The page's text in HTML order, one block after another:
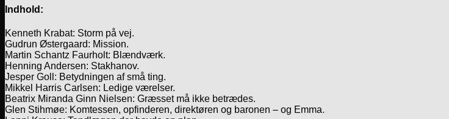
Indhold:
Kenneth Krabat: Storm på vej.
Gudrun Østergaard: Mission.
Martin Schantz Faurholt: Blændværk.
Henning Andersen: Stakhanov.
Jesper Goll: Betydningen af små ting.
Mikkel Harris Carlsen: Ledige værelser.
Beatrix Miranda Ginn Nielsen: Græsset må ikke betrædes.
Glen Stihmøe: Komtessen, opfinderen, direktøren og baronen – og Emma.